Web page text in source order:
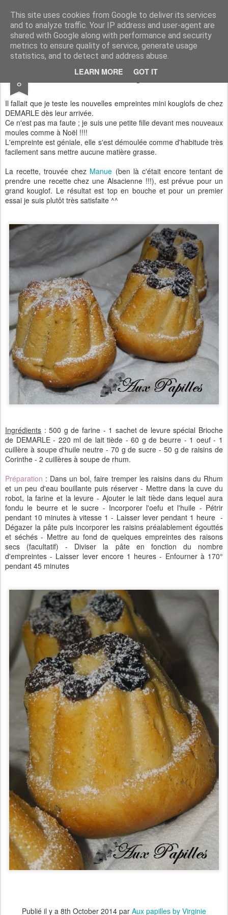
This site uses cookies from Google to deliver its services
and to analyze traffic. Your IP address and user-agent are
shared with Google along with performance and security
metrics to ensure quality of service, generate usage
statistics, and to detect and address abuse.
LEARN MORE GOT IT
Aux papilles by Virginie
8 Mini Kouglofs
Il fallait que je teste les nouvelles empreintes mini kouglofs de chez
DEMARLE dès leur arrivée.
Ce n'est pas ma faute ; je suis une petite fille devant mes nouveaux
moules comme à Noël !!!!
L'empreinte est géniale, elle s'est démoulée comme d'habitude très
facilement sans mettre aucune matière grasse.
La recette, trouvée chez Manue (ben là c'était encore tentant de
prendre une recette chez une Alsacienne !!!), est prévue pour un
grand kouglof. Le résultat est top en bouche et pour un premier
essai je suis plutôt très satisfaite ^^
Ingrédients : 500 g de farine - 1 sachet de levure spécial Brioche
de DEMARLE - 220 ml de lait tiède - 60 g de beurre - 1 oeuf - 1
cuillère à soupe d'huile neutre - 70 g de sucre - 50 g de raisins de
Corinthe - 2 cuillères à soupe de rhum.
Préparation : Dans un bol, faire tremper les raisins dans du Rhum
et un peu d'eau bouillante puis réserver - Mettre dans la cuve du
robot, la farine et la levure - Ajouter le lait tiède dans lequel aura
fondu le beurre et le sucre - Incorporer l'oefu et l'huile - Pétrir
pendant 10 minutes à vitesse 1 - Laisser lever pendant 1 heure -
Dégazer la pâte puis incorporer les raisins préalablement égouttés
et séchés - Mettre au fond de quelques empreintes des raisons
secs (facultatif) - Diviser la pâte en fonction du nombre
d'empreintes - Laisser lever encore 1 heures - Enfourner à 170°
pendant 45 minutes
Publié il y a 8th October 2014 par Aux papilles by Virginie